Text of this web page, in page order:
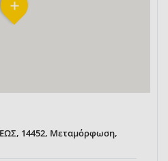
14452, Μεταμόρφωση,